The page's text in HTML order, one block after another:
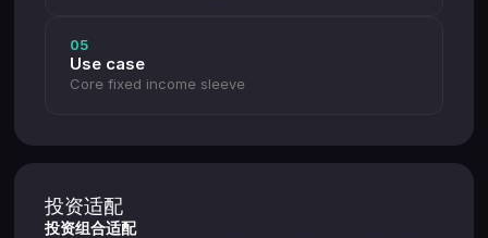
05
Use case
Core fixed income sleeve
投资适配
投资组合适配